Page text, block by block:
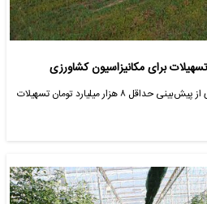
رئیس مرکز توسعه مکانیزاسیون کشاورزی از پیش‌بینی حداقل ۸ هزار میلیارد تومان تسهیلات